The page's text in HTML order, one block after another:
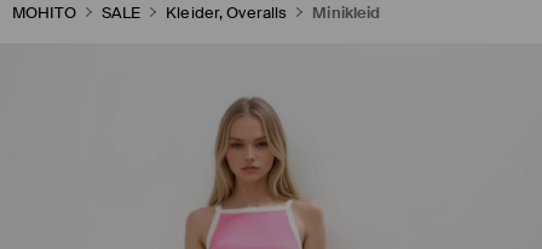
MOHITO SALE Kleider, Overalls Minikleid